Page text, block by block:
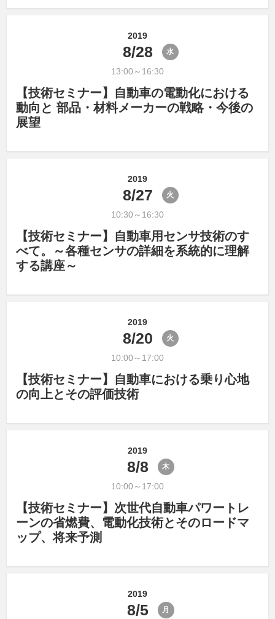
2019
8/28 水
13:00～16:30
【技術セミナー】自動車の電動化における
動向と 部品・材料メーカーの戦略・今後の
展望
2019
8/27 火
10:30～16:30
【技術セミナー】自動車用センサ技術のす
べて。～各種センサの詳細を系統的に理解
する講座～
2019
8/20 火
10:00～17:00
【技術セミナー】自動車における乗り心地
の向上とその評価技術
2019
8/8 木
10:00～17:00
【技術セミナー】次世代自動車パワートレ
ーンの省燃費、電動化技術とそのロードマ
ップ、将来予測
2019
8/5 月